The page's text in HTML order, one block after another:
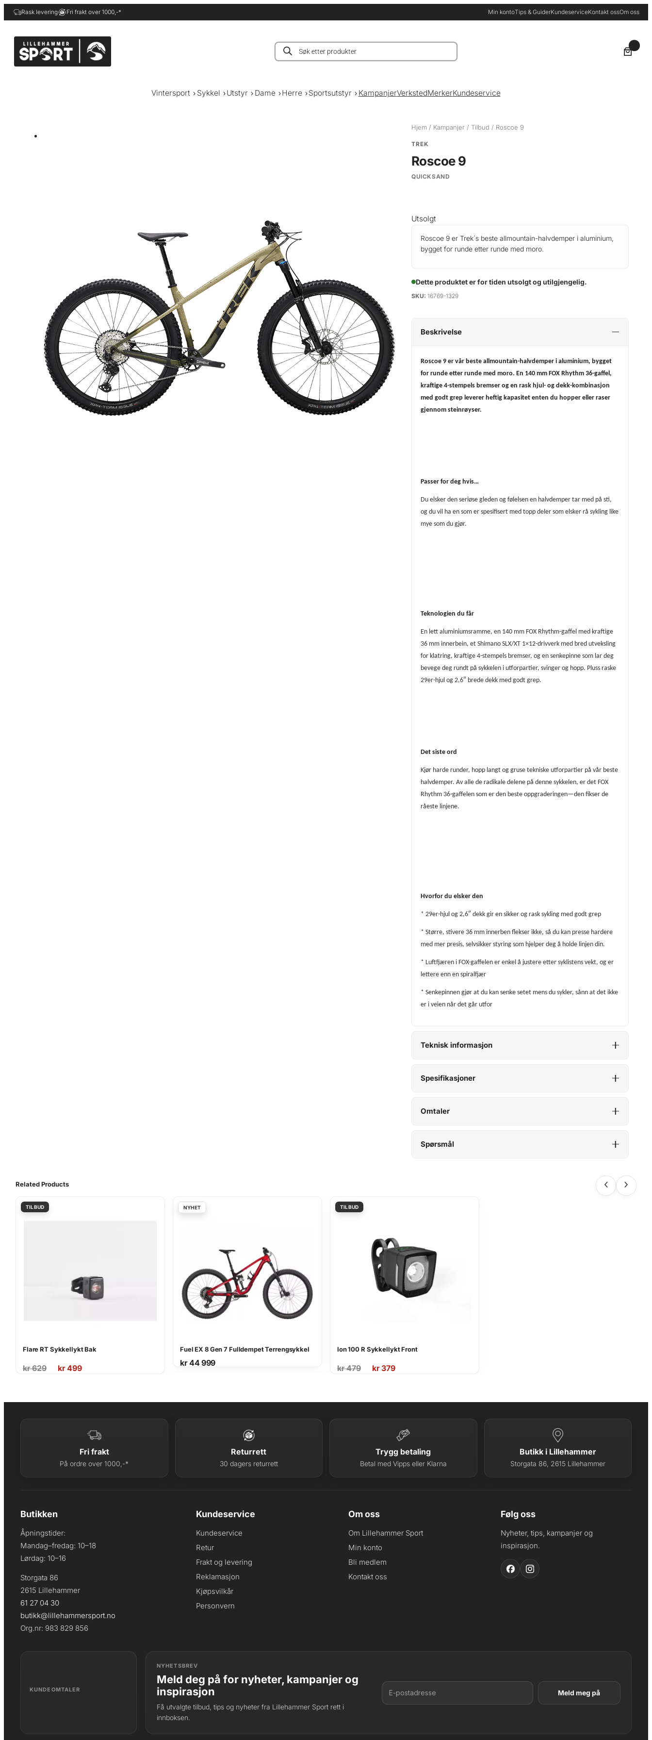
Hopp
til
Rask levering Fri frakt over 1000,-* Min kontoTips & GuiderKundeserviceKontakt ossOm oss
Products
search
Vintersport Sykkel Utstyr Dame Herre Sportsutstyr KampanjerVerkstedMerkerKundeservice
Hjem / Kampanjer / Tilbud / Roscoe 9
TREK
Roscoe 9
QUICKSAND
Utsolgt
Roscoe 9 er Trek´s beste allmountain-halvdemper i aluminium,
bygget for runde etter runde med moro.
Dette produktet er for tiden utsolgt og utilgjengelig.
SKU: 16769-1329
Beskrivelse
Roscoe 9 er vår beste allmountain-halvdemper i aluminium, bygget
for runde etter runde med moro. En 140 mm FOX Rhythm 36-gaffel,
kraftige 4-stempels bremser og en rask hjul- og dekk-kombinasjon
med godt grep leverer heftig kapasitet enten du hopper eller raser
gjennom steinrøyser.
Passer for deg hvis…
Du elsker den seriøse gleden og følelsen en halvdemper tar med på sti,
og du vil ha en som er spesifisert med topp deler som elsker rå sykling like
mye som du gjør.
Teknologien du får
En lett aluminiumsramme, en 140 mm FOX Rhythm-gaffel med kraftige
36 mm innerbein, et Shimano SLX/XT 1×12-drivverk med bred utveksling
for klatring, kraftige 4-stempels bremser, og en senkepinne som lar deg
bevege deg rundt på sykkelen i utforpartier, svinger og hopp. Pluss raske
29er-hjul og 2,6″ brede dekk med godt grep.
Det siste ord
Kjør harde runder, hopp langt og gruse tekniske utforpartier på vår beste
halvdemper. Av alle de radikale delene på denne sykkelen, er det FOX
Rhythm 36-gaffelen som er den beste oppgraderingen—den fikser de
råeste linjene.
Hvorfor du elsker den
* 29er-hjul og 2,6″ dekk gir en sikker og rask sykling med godt grep
* Større, stivere 36 mm innerben flekser ikke, så du kan presse hardere
med mer presis, selvsikker styring som hjelper deg å holde linjen din.
* Luftfjæren i FOX-gaffelen er enkel å justere etter syklistens vekt, og er
lettere enn en spiralfjær
* Senkepinnen gjør at du kan senke setet mens du sykler, sånn at det ikke
er i veien når det går utfor
Teknisk informasjon
Spesifikasjoner
Omtaler
Spørsmål
Related Products
Flare RT Sykkellykt Bak
kr629
Opprinnelig
kr499
Nåværende
Fuel EX 8 Gen 7 Fulldempet Terrengsykkel
kr44 999
Ion 100 R Sykkellykt Front
kr479
Opprinnelig
kr379
Nåværende
Fri frakt
På ordre over 1000,-*
Returrett
30 dagers returrett
Trygg betaling
Betal med Vipps eller Klarna
Butikk i Lillehammer
Storgata 86, 2615 Lillehammer
Butikken
Åpningstider:
Mandag–fredag: 10–18
Lørdag: 10–16
Storgata 86
2615 Lillehammer
61 27 04 30
butikk@lillehammersport.no
Org.nr: 983 829 856
Kundeservice
Kundeservice
Retur
Frakt og levering
Reklamasjon
Kjøpsvilkår
Personvern
Om oss
Om Lillehammer Sport
Min konto
Bli medlem
Kontakt oss
Følg oss
Nyheter, tips, kampanjer og
inspirasjon.
KUNDEOMTALER
NYHETSBREV
Meld deg på for nyheter, kampanjer og
inspirasjon
Få utvalgte tilbud, tips og nyheter fra Lillehammer Sport rett i
innboksen.